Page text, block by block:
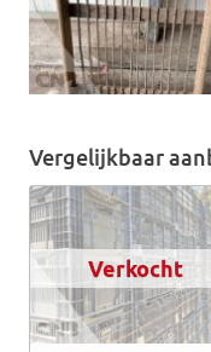
Vergelijkbaar
Verkocht